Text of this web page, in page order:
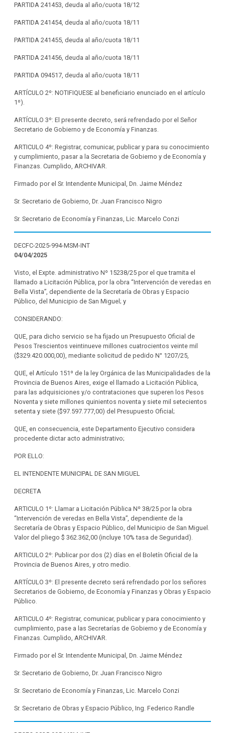
PARTIDA 241453, deuda al año/cuota 18/12
PARTIDA 241454, deuda al año/cuota 18/11
PARTIDA 241455, deuda al año/cuota 18/11
PARTIDA 241456, deuda al año/cuota 18/11
PARTIDA 094517, deuda al año/cuota 18/11
ARTÍCULO 2º: NOTIFIQUESE al beneficiario enunciado en el artículo
1º).
ARTÍCULO 3º: El presente decreto, será refrendado por el Señor
Secretario de Gobierno y de Economía y Finanzas.
ARTICULO 4º: Registrar, comunicar, publicar y para su conocimiento
y cumplimiento, pasar a la Secretaria de Gobierno y de Economía y
Finanzas. Cumplido, ARCHIVAR.
Firmado por el Sr. Intendente Municipal, Dn. Jaime Méndez
Sr. Secretario de Gobierno, Dr. Juan Francisco Nigro
Sr. Secretario de Economía y Finanzas, Lic. Marcelo Conzi
DECFC-2025-994-MSM-INT
04/04/2025
Visto, el Expte. administrativo Nº 15238/25 por el que tramita el
llamado a Licitación Pública, por la obra “Intervención de veredas en
Bella Vista”, dependiente de la Secretaría de Obras y Espacio
Público, del Municipio de San Miguel; y
CONSIDERANDO:
QUE, para dicho servicio se ha fijado un Presupuesto Oficial de
Pesos Trescientos veintinueve millones cuatrocientos veinte mil
($329.420.000,00), mediante solicitud de pedido N° 1207/25,
QUE, el Artículo 151º de la ley Orgánica de las Municipalidades de la
Provincia de Buenos Aires, exige el llamado a Licitación Pública,
para las adquisiciones y/o contrataciones que superen los Pesos
Noventa y siete millones quinientos noventa y siete mil setecientos
setenta y siete ($97.597.777,00) del Presupuesto Oficial;
QUE, en consecuencia, este Departamento Ejecutivo considera
procedente dictar acto administrativo;
POR ELLO:
EL INTENDENTE MUNICIPAL DE SAN MIGUEL
DECRETA
ARTICULO 1º: Llamar a Licitación Pública Nº 38/25 por la obra
“Intervención de veredas en Bella Vista”, dependiente de la
Secretaría de Obras y Espacio Público, del Municipio de San Miguel.
Valor del pliego $ 362.362,00 (incluye 10% tasa de Seguridad).
ARTICULO 2º: Publicar por dos (2) días en el Boletín Oficial de la
Provincia de Buenos Aires, y otro medio.
ARTÍCULO 3º: El presente decreto será refrendado por los señores
Secretarios de Gobierno, de Economía y Finanzas y Obras y Espacio
Público.
ARTICULO 4º: Registrar, comunicar, publicar y para conocimiento y
cumplimiento, pase a las Secretarías de Gobierno y de Economía y
Finanzas. Cumplido, ARCHIVAR.
Firmado por el Sr. Intendente Municipal, Dn. Jaime Méndez
Sr. Secretario de Gobierno, Dr. Juan Francisco Nigro
Sr. Secretario de Economía y Finanzas, Lic. Marcelo Conzi
Sr. Secretario de Obras y Espacio Público, Ing. Federico Randle